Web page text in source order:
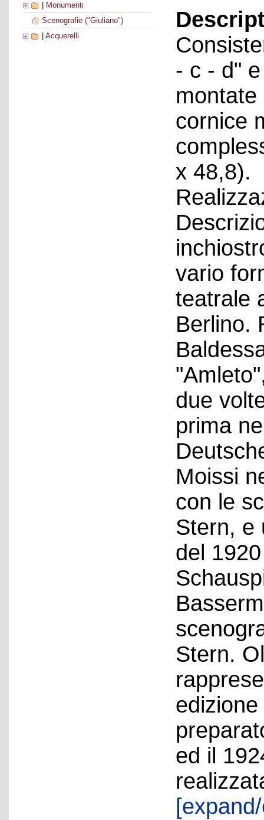
Monumenti
Scenografie ("Giuliano")
Acquerelli
- c - d"
cornice
x 48,8).
vario
teatrale
Berlino.
due
prima
Moissi
con le
Stern, e
del
Stern.
ed il